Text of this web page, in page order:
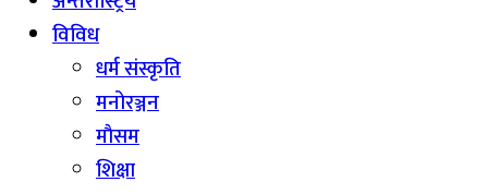
विविध
धर्म संस्कृति
मनोरञ्जन
माैसम
शिक्षा